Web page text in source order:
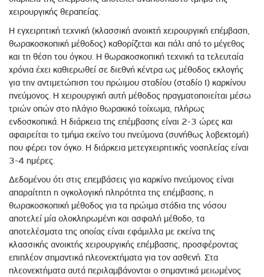
χειρουργικής θεραπείας.
Η εγχειρητική τεχνική (κλασσική ανοικτή χειρουργική επέμβαση,
θωρακοσκοπική μέθοδος) καθορίζεται και πάλι από το μέγεθος
και τη θέση του όγκου. Η θωρακοσκοπική τεχνική τα τελευταία
χρόνια έχει καθιερωθεί σε διεθνή κέντρα ως μέθοδος εκλογής
για την αντιμετώπιση του πρώιμου σταδίου (σταδίο Ι) καρκίνου
πνεύμονος. Η χειρουργική αυτή μέθοδος πραγματοποιείται μέσω
τριών οπών στο πλάγιο θωρακικό τοίχωμα, πλήρως
ενδοσκοπικά. Η διάρκεια της επέμβασης είναι 2-3 ώρες και
αφαιρείται το τμήμα εκείνο του πνεύμονα (συνήθως λοβεκτομή)
που φέρει τον όγκο. Η διάρκεια μετεγχειρητικής νοσηλείας είναι
3-4 ημέρες.
Δεδομένου ότι στις επεμβάσεις για καρκίνο πνεύμονος είναι
απαραίτητη η ογκολογική πληρότητα της επέμβασης, η
θωρακοσκοπική μέθοδος για τα πρώιμα στάδια της νόσου
αποτελεί μία ολοκληρωμένη και ασφαλή μέθοδο, τα
αποτελέσματα της οποίας είναι εφάμιλλα με εκείνα της
κλασσικής ανοικτής χειρουργικής επέμβασης, προσφέροντας
επιπλέον σημαντικά πλεονεκτήματα για τον ασθενή. Στα
πλεονεκτήματα αυτά περιλαμβάνονται ο σημαντικά μειωμένος